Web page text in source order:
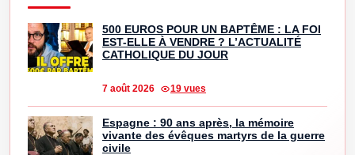
500 EUROS POUR UN BAPTÊME : LA FOI
EST-ELLE À VENDRE ? L’ACTUALITÉ
CATHOLIQUE DU JOUR
7 août 2026 19 vues
Espagne : 90 ans après, la mémoire
vivante des évêques martyrs de la guerre
civile